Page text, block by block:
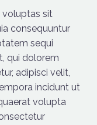
voluptas sit
consequuntur
sequi
qui dolorem
adipisci velit,
incidunt ut
volupta